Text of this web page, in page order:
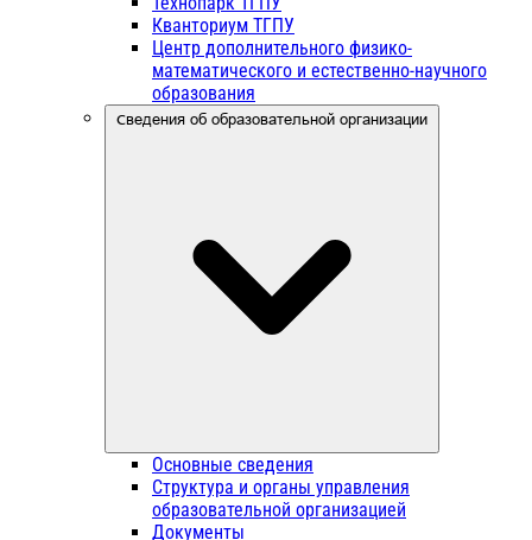
Кванториум ТГПУ
Центр дополнительного физико-
математического и естественно-научного
образования
Сведения об образовательной организации
Основные сведения
Структура и органы управления
образовательной организацией
Документы